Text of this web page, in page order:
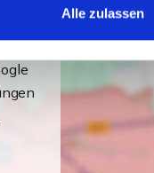
Alle zulassen